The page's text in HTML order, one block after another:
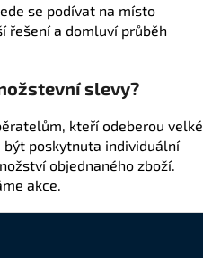
se podívat na místo
řešení a domluví průběh
slevy?
kteří odeberou velké
být poskytnuta individuální
objednaného zboží.
akce.